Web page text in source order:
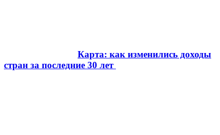
Карта: как изменились доходы
стран за последние 30 лет